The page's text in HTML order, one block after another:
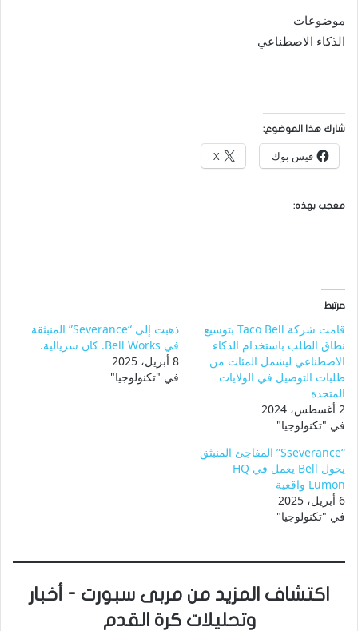
موضوعات
الذكاء الاصطناعي
شارك هذا الموضوع:
فيس بوك X
معجب بهذه:
مرتبط
قامت شركة Taco Bell بتوسيع
نطاق الطلب باستخدام الذكاء
الاصطناعي ليشمل المئات من
طلبات التوصيل في الولايات
المتحدة
2 أغسطس، 2024
في "تكنولوجيا"
ذهبت إلى “Severance” المنبثقة
في Bell Works. كان سريالية.
8 أبريل، 2025
في "تكنولوجيا"
“Sseverance” المفاجئ المنبثق
يحول Bell يعمل في HQ
Lumon واقعية
6 أبريل، 2025
في "تكنولوجيا"
اكتشاف المزيد من مربى سبورت - أخبار
وتحليلات كرة القدم